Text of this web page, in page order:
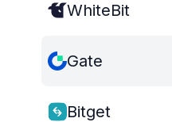
WhiteBit
Gate
Bitget